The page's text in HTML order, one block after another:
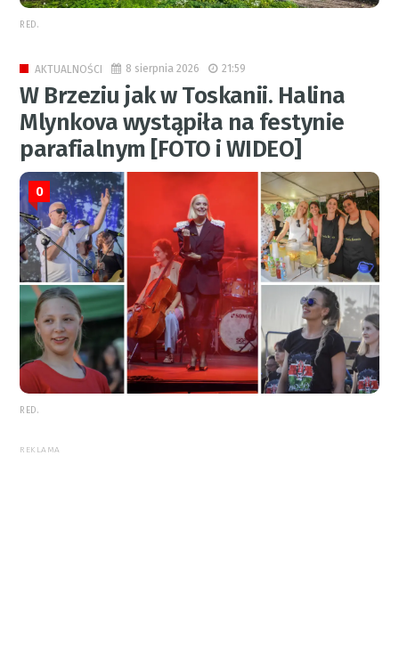
RED.
AKTUALNOŚCI 8 sierpnia 2026 21:59
W Brzeziu jak w Toskanii. Halina
Mlynkova wystąpiła na festynie
parafialnym [FOTO i WIDEO]
0
RED.
REKLAMA